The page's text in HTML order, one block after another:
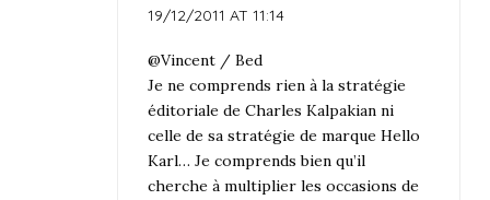
19/12/2011 AT 11:14
@Vincent / Bed
Je ne comprends rien à la stratégie
éditoriale de Charles Kalpakian ni
celle de sa stratégie de marque Hello
Karl… Je comprends bien qu’il
cherche à multiplier les occasions de